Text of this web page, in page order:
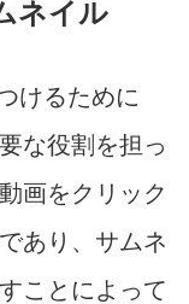
ネイル
けるために
な役割を担っ
画をクリック
あり、サムネ
ことによって